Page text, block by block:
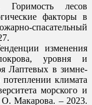
Горимость лесов
факторы в
спасательный
изменения
уровня и
Лаптевых в зимне-
климата
морского и
Макарова. – 2023.